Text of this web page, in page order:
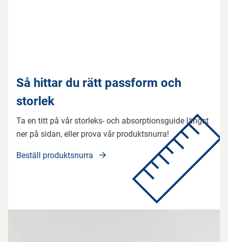
Så hittar du rätt passform och
storlek
Ta en titt på vår storleks- och absorptionsguide längst
ner på sidan, eller prova vår produktsnurra!
Beställ produktsnurra